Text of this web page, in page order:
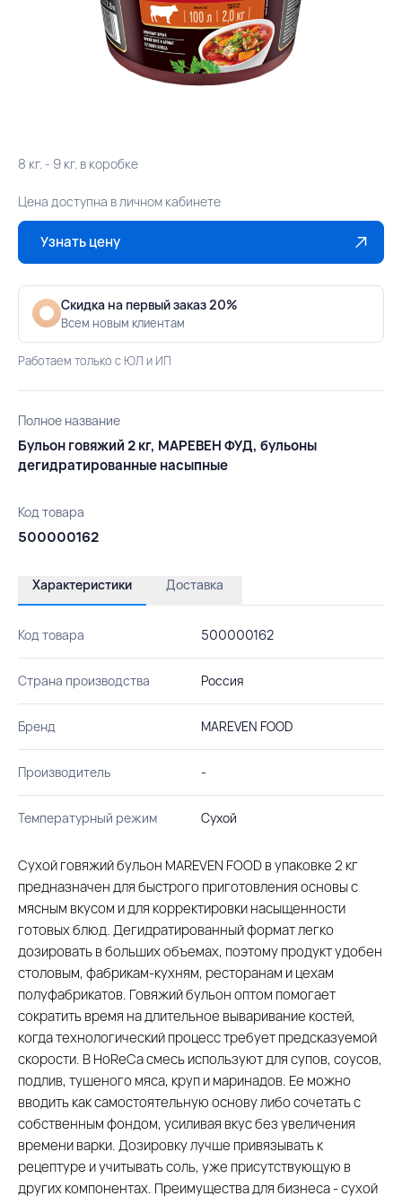
8 кг. - 9 кг. в коробке
Цена доступна в личном кабинете
Узнать цену
Скидка на первый заказ 20%
Всем новым клиентам
Работаем только с ЮЛ и ИП
Полное название
Бульон говяжий 2 кг, МАРЕВЕН ФУД, бульоны
дегидратированные насыпные
Код товара
500000162
Характеристики Доставка
Код товара 500000162
Страна производства Россия
Бренд MAREVEN FOOD
Производитель -
Температурный режим Сухой
Сухой говяжий бульон MAREVEN FOOD в упаковке 2 кг
предназначен для быстрого приготовления основы с
мясным вкусом и для корректировки насыщенности
готовых блюд. Дегидратированный формат легко
дозировать в больших объемах, поэтому продукт удобен
столовым, фабрикам-кухням, ресторанам и цехам
полуфабрикатов. Говяжий бульон оптом помогает
сократить время на длительное вываривание костей,
когда технологический процесс требует предсказуемой
скорости. В HoReCa смесь используют для супов, соусов,
подлив, тушеного мяса, круп и маринадов. Ее можно
вводить как самостоятельную основу либо сочетать с
собственным фондом, усиливая вкус без увеличения
времени варки. Дозировку лучше привязывать к
рецептуре и учитывать соль, уже присутствующую в
других компонентах. Преимущества для бизнеса - сухой